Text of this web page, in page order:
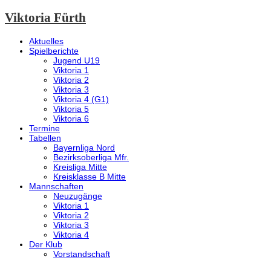
Viktoria Fürth
Aktuelles
Spielberichte
Jugend U19
Viktoria 1
Viktoria 2
Viktoria 3
Viktoria 4 (G1)
Viktoria 5
Viktoria 6
Termine
Tabellen
Bayernliga Nord
Bezirksoberliga Mfr.
Kreisliga Mitte
Kreisklasse B Mitte
Mannschaften
Neuzugänge
Viktoria 1
Viktoria 2
Viktoria 3
Viktoria 4
Der Klub
Vorstandschaft